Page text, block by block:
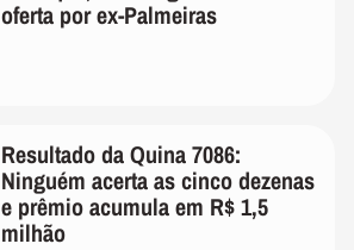
oferta por ex-Palmeiras
Resultado da Quina 7086:
Ninguém acerta as cinco dezenas
e prêmio acumula em R$ 1,5
milhão